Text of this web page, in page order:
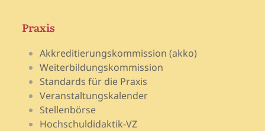
Praxis
Akkreditierungskommission (akko)
Weiterbildungskommission
Standards für die Praxis
Veranstaltungskalender
Stellenbörse
Hochschuldidaktik-VZ